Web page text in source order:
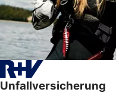
Unfallversicherung